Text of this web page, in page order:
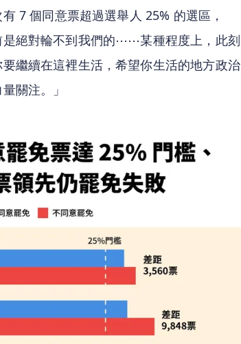
7 個同意票超過選舉人 25% 的選區，
是絕對輪不到我們的⋯⋯某種程度上，此刻
繼續在這裡生活，希望你生活的地方政治
關注。」